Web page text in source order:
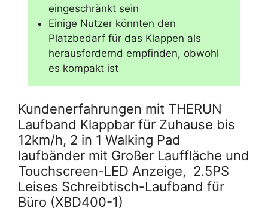
eingeschränkt sein
Einige Nutzer könnten den
Platzbedarf für das Klappen als
herausfordernd empfinden, obwohl
es kompakt ist
Kundenerfahrungen mit THERUN
Laufband Klappbar für Zuhause bis
12km/h, 2 in 1 Walking Pad
laufbänder mit Großer Lauffläche und
Touchscreen-LED Anzeige, ‎ 2.5PS
Leises Schreibtisch-Laufband für
Büro (XBD400-1)